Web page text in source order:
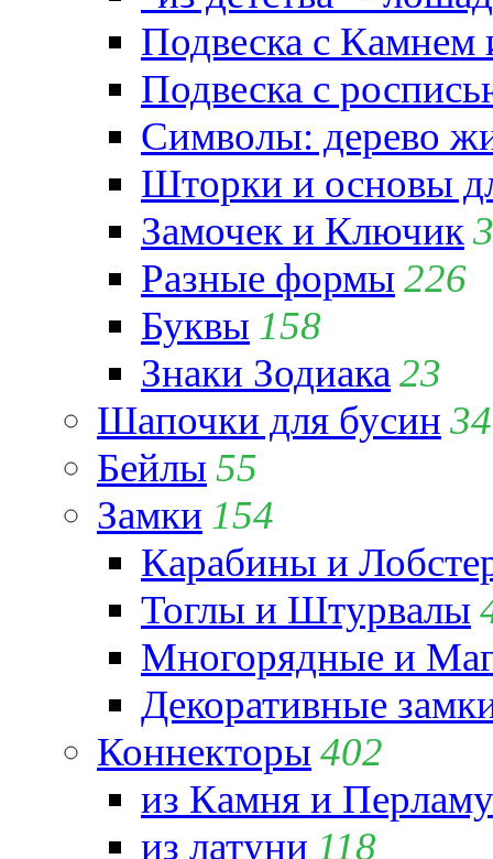
Подвеска с
Подвеска с
Символы: дерево
Шторки и основы
Замочек и Ключик
Разные формы 226
Буквы 158
Знаки Зодиака 23
Шапочки для бусин 34
Бейлы 55
Замки 154
Карабины и
Тоглы и Штурвалы
Многорядные и
Декоративные
Коннекторы 402
из Камня и
из латуни 118